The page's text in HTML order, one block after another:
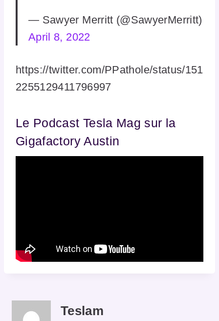
— Sawyer Merritt (@SawyerMerritt)
April 8, 2022
https://twitter.com/PPathole/status/151
2255129411796997
Le Podcast Tesla Mag sur la
Gigafactory Austin
Teslam